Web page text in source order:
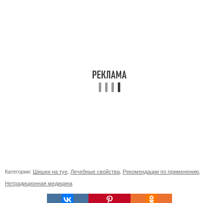
Категории: Шишки на туе Лечебные свойства Рекомендации по применению
Нетрадиционная медицина